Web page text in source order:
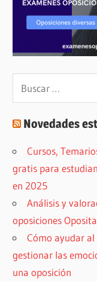
Novedades
Cursos,
gratis para
en 2025
Análisis y
oposiciones
Cómo ayudar
gestionar las
una oposición